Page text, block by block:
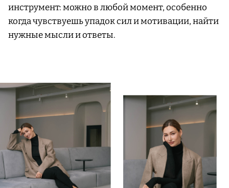
инструмент: можно в любой момент, особенно
когда чувствуешь упадок сил и мотивации, найти
нужные мысли и ответы.